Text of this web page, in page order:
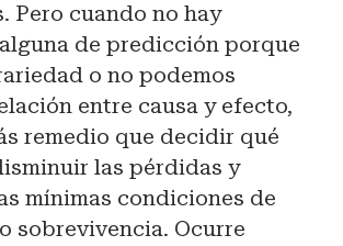
Pero cuando no hay
de predicción porque
o no podemos
entre causa y efecto,
remedio que decidir qué
las pérdidas y
mínimas condiciones de
sobrevivencia. Ocurre